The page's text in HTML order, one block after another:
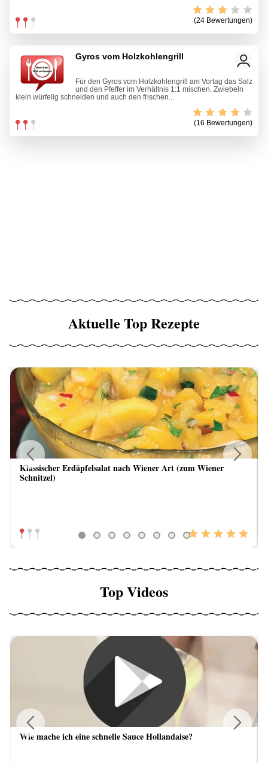
(24 Bewertungen)
Gyros vom Holzkohlengrill
Für den Gyros vom Holzkohlengrill am Vortag das Salz
und den Pfeffer im Verhältnis 1:1 mischen. Zwiebeln
klein würfelig schneiden und auch den frischen...
(16 Bewertungen)
Aktuelle Top Rezepte
Klassischer Erdäpfelsalat nach Wiener Art (zum Wiener
Schnitzel)
Previous
Top Videos
Wie mache ich eine schnelle Sauce Hollandaise?
Previous